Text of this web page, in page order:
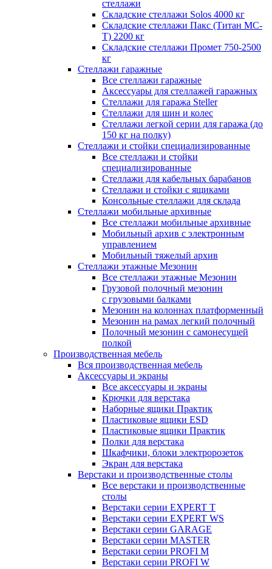
стеллажи
Складские стеллажи Solos 4000 кг
Складские стеллажи Пакс (Титан МС-
Т) 2200 кг
Складские стеллажи Промет 750-2500
кг
Стеллажи гаражные
Все стеллажи гаражные
Аксессуары для стеллажей гаражных
Стеллажи для гаража Steller
Стеллажи для шин и колес
Стеллажи легкой серии для гаража (до
150 кг на полку)
Стеллажи и стойки специализированные
Все стеллажи и стойки
специализированные
Стеллажи для кабельных барабанов
Стеллажи и стойки с ящиками
Консольные стеллажи для склада
Стеллажи мобильные архивные
Все стеллажи мобильные архивные
Мобильный архив с электронным
управлением
Мобильный тяжелый архив
Стеллажи этажные Мезонин
Все стеллажи этажные Мезонин
Грузовой полочный мезонин
с грузовыми балками
Мезонин на колоннах платформенный
Мезонин на рамах легкий полочный
Полочный мезонин с самонесущей
полкой
Производственная мебель
Вся производственная мебель
Аксессуары и экраны
Все аксессуары и экраны
Крючки для верстака
Наборные ящики Практик
Пластиковые ящики ESD
Пластиковые ящики Практик
Полки для верстака
Шкафчики, блоки электророзеток
Экран для верстака
Верстаки и производственные столы
Все верстаки и производственные
столы
Верстаки серии EXPERT T
Верстаки серии EXPERT WS
Верстаки серии GARAGE
Верстаки серии MASTER
Верстаки серии PROFI M
Верстаки серии PROFI W